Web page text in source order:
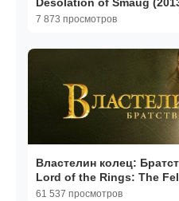
Desolation of Smaug
7 873 просмотров
Властелин колец:
Lord of the Rings: The
61 537 просмотров